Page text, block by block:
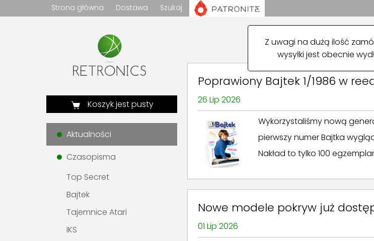
Z uwagi na dużą ilość
wysyłki jest obecnie
Strona główna Dostawa Szukaj
Koszyk jest pusty
Aktualności
Czasopisma
Top Secret
Bajtek
Tajemnice Atari
IKS
Poprawiony Bajtek 1/1986 w
26 Lip 2026
Wykorzystaliśmy nową
pierwszy numer Bajtka
Nakład to tylko 100
Nowe modele pokryw już
01 Lip 2026